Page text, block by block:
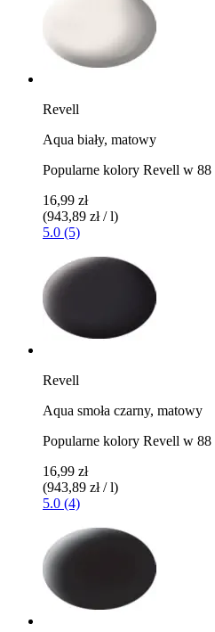
Revell
Aqua biały, matowy
Popularne kolory Revell w 88
16,99 zł
(943,89 zł / l)
5.0 (5)
Revell
Aqua smoła czarny, matowy
Popularne kolory Revell w 88
16,99 zł
(943,89 zł / l)
5.0 (4)